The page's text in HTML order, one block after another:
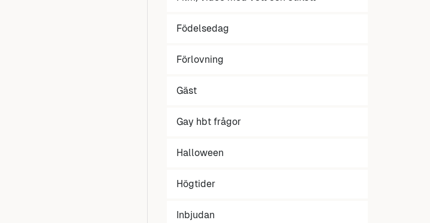
Födelsedag
Förlovning
Gäst
Gay hbt frågor
Halloween
Högtider
Inbjudan